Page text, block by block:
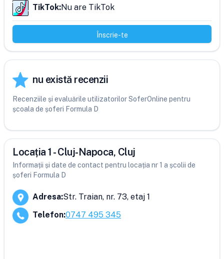
TikTok:Nu are TikTok
Înscrie-te
nu există recenzii
Recenziile și evaluările utilizatorilor SoferOnline pentru
școala de șoferi Formula D
Locația 1 - Cluj-Napoca, Cluj
Informații și date de contact pentru locația nr 1 a școlii de
șoferi Formula D
Adresa:Str. Traian, nr. 73, etaj 1
Telefon:0747 495 345